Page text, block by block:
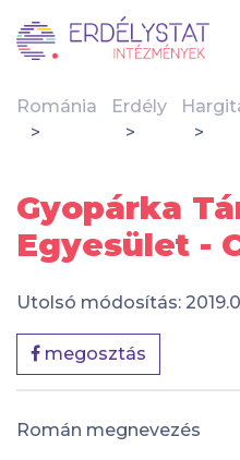
Románia Erdély
Gyopárka
Egyesület -
Utolsó módosítás:
megosztás
Román megnevezés